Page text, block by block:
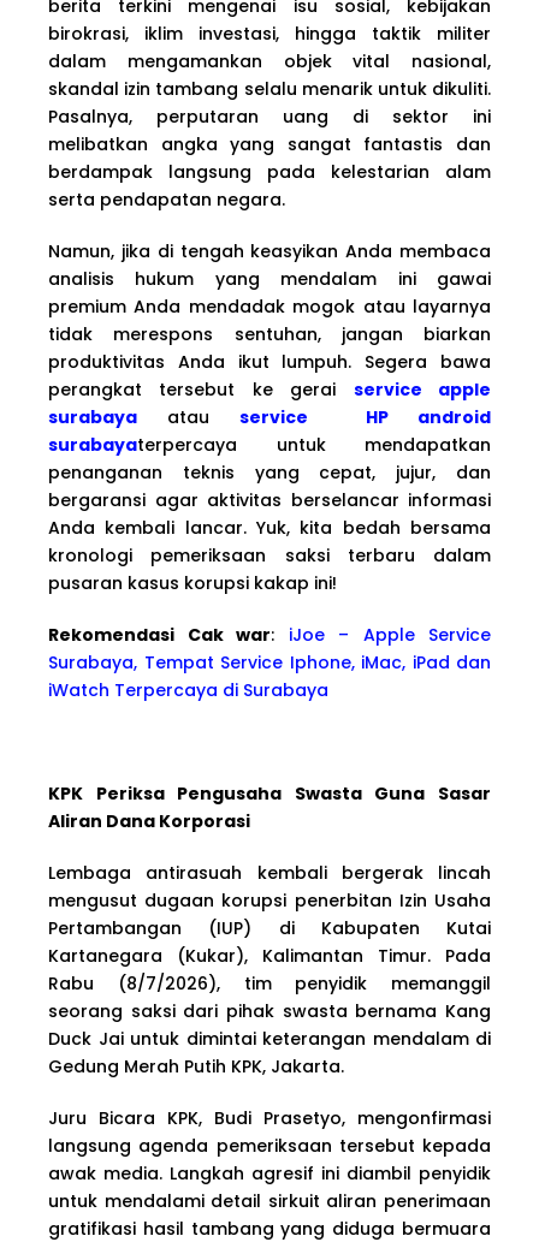
berita terkini mengenai isu sosial, kebijakan
birokrasi, iklim investasi, hingga taktik militer
dalam mengamankan objek vital nasional,
skandal izin tambang selalu menarik untuk dikuliti.
Pasalnya, perputaran uang di sektor ini
melibatkan angka yang sangat fantastis dan
berdampak langsung pada kelestarian alam
serta pendapatan negara.
Namun, jika di tengah keasyikan Anda membaca
analisis hukum yang mendalam ini gawai
premium Anda mendadak mogok atau layarnya
tidak merespons sentuhan, jangan biarkan
produktivitas Anda ikut lumpuh. Segera bawa
perangkat tersebut ke gerai service apple
surabaya atau service HP android
surabayaterpercaya untuk mendapatkan
penanganan teknis yang cepat, jujur, dan
bergaransi agar aktivitas berselancar informasi
Anda kembali lancar. Yuk, kita bedah bersama
kronologi pemeriksaan saksi terbaru dalam
pusaran kasus korupsi kakap ini!
Rekomendasi Cak war: iJoe – Apple Service
Surabaya, Tempat Service Iphone, iMac, iPad dan
iWatch Terpercaya di Surabaya
KPK Periksa Pengusaha Swasta Guna Sasar
Aliran Dana Korporasi
Lembaga antirasuah kembali bergerak lincah
mengusut dugaan korupsi penerbitan Izin Usaha
Pertambangan (IUP) di Kabupaten Kutai
Kartanegara (Kukar), Kalimantan Timur. Pada
Rabu (8/7/2026), tim penyidik memanggil
seorang saksi dari pihak swasta bernama Kang
Duck Jai untuk dimintai keterangan mendalam di
Gedung Merah Putih KPK, Jakarta.
Juru Bicara KPK, Budi Prasetyo, mengonfirmasi
langsung agenda pemeriksaan tersebut kepada
awak media. Langkah agresif ini diambil penyidik
untuk mendalami detail sirkuit aliran penerimaan
gratifikasi hasil tambang yang diduga bermuara